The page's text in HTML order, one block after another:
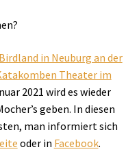
Birdland in Neuburg an der
Theater im
2021 wird es wieder
geben. In diesen
man informiert sich
oder in Facebook.